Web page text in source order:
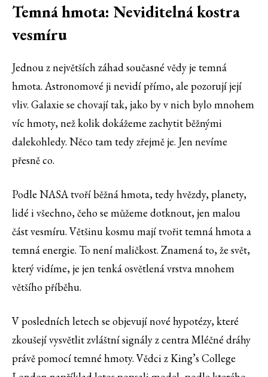
Temná hmota: Neviditelná kostra
vesmíru
Jednou z největších záhad současné vědy je temná
hmota. Astronomové ji nevidí přímo, ale pozorují její
vliv. Galaxie se chovají tak, jako by v nich bylo mnohem
víc hmoty, než kolik dokážeme zachytit běžnými
dalekohledy. Něco tam tedy zřejmě je. Jen nevíme
přesně co.
Podle NASA tvoří běžná hmota, tedy hvězdy, planety,
lidé i všechno, čeho se můžeme dotknout, jen malou
část vesmíru. Většinu kosmu mají tvořit temná hmota a
temná energie. To není maličkost. Znamená to, že svět,
který vidíme, je jen tenká osvětlená vrstva mnohem
většího příběhu.
V posledních letech se objevují nové hypotézy, které
zkoušejí vysvětlit zvláštní signály z centra Mléčné dráhy
právě pomocí temné hmoty. Vědci z King’s College